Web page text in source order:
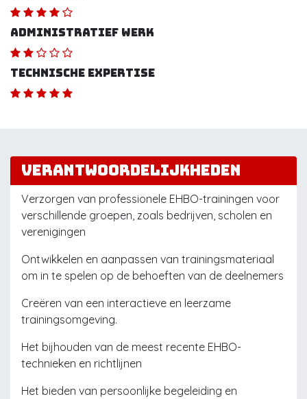
Administratief werk
Technische expertise
Verantwoordelijkheden
Verzorgen van professionele EHBO-trainingen voor
verschillende groepen, zoals bedrijven, scholen en
verenigingen
Ontwikkelen en aanpassen van trainingsmateriaal
om in te spelen op de behoeften van de deelnemers
Creëren van een interactieve en leerzame
trainingsomgeving.
Het bijhouden van de meest recente EHBO-
technieken en richtlijnen
Het bieden van persoonlijke begeleiding en